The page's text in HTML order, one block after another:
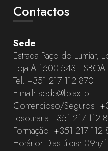
Contactos
Sede
Estrada Paço do Lumiar,
Loja A 1600-543 LISBOA
Tel: +351 217 112 870
E-mail: sede@fptaxi.pt
Contencioso/Seguros:
Tesouraria:+351 217 112
Formação: +351 217 112
Horário: Dias úteis: 09h/